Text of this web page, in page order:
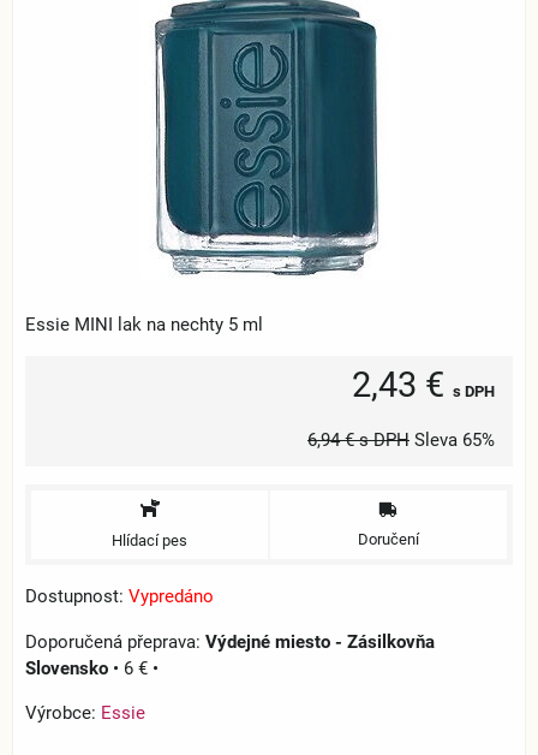
Essie MINI lak na nechty 5 ml
2,43 € s DPH
6,94 € s DPH Sleva 65%
Hlídací pes Doručení
Dostupnost: Vypredáno
Výdejné miesto - Zásilkovňa
Slovensko • 6 € •
Výrobce: Essie